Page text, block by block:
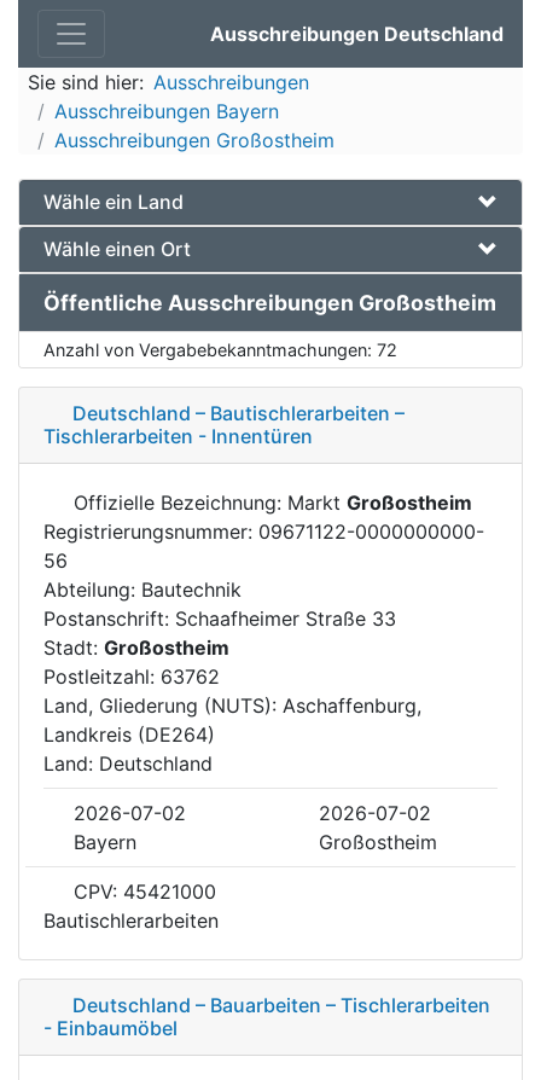
Ausschreibungen Deutschland
Sie sind hier: Ausschreibungen
Ausschreibungen Bayern
Ausschreibungen Großostheim
Wähle ein Land
Wähle einen Ort
Öffentliche Ausschreibungen Großostheim
Anzahl von Vergabebekanntmachungen: 72
Deutschland – Bautischlerarbeiten –
Tischlerarbeiten - Innentüren
Offizielle Bezeichnung: Markt Großostheim
Registrierungsnummer: 09671122-0000000000-
56
Abteilung: Bautechnik
Postanschrift: Schaafheimer Straße 33
Stadt: Großostheim
Postleitzahl: 63762
Land, Gliederung (NUTS): Aschaffenburg,
Landkreis (DE264)
Land: Deutschland
2026-07-02
2026-07-02
Bayern
Großostheim
CPV: 45421000
Bautischlerarbeiten
Deutschland – Bauarbeiten – Tischlerarbeiten
- Einbaumöbel